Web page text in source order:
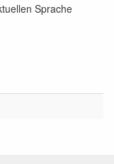
Sprache